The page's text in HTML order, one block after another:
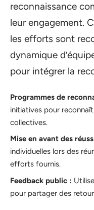
reconnaissance
leur engagement.
les efforts sont
dynamique
pour intégrer la
Programmes de
initiatives pour
collectives.
Mise en avant des
individuelles lors des
efforts fournis.
Feedback public :
pour partager des